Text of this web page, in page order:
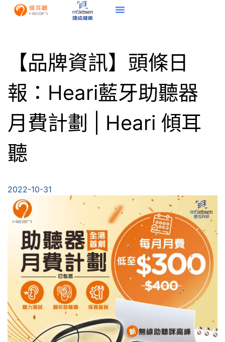
【品牌資訊】頭條日
報：Heari藍牙助聽器
月費計劃 | Heari 傾耳
聽
2022-10-31